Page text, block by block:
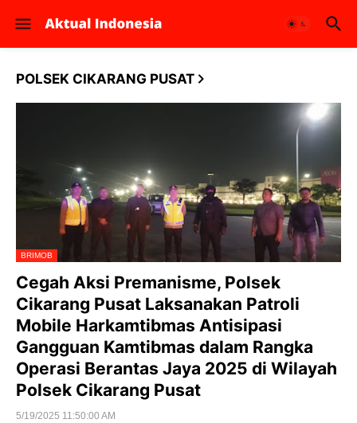
POLSEK CIKARANG PUSAT
BRIMOB
Cegah Aksi Premanisme, Polsek
Cikarang Pusat Laksanakan Patroli
Mobile Harkamtibmas Antisipasi
Gangguan Kamtibmas dalam Rangka
Operasi Berantas Jaya 2025 di Wilayah
Polsek Cikarang Pusat
5/19/2025 11:50:00 AM